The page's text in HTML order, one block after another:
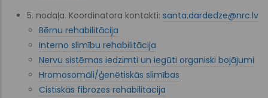
5. nodaļa. Koordinatora kontakti: santa.dardedze@nrc.lv
Bērnu rehabilitācija
Interno slimību rehabilitācija
Nervu sistēmas iedzimti un iegūti organiski bojājumi
Hromosomāli/ģenētiskās slimības
Cistiskās fibrozes rehabilitācija